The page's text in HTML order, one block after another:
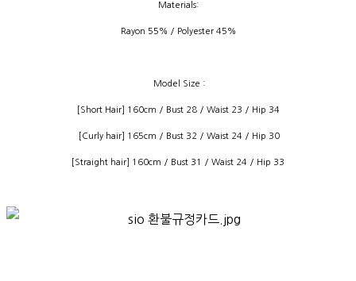
Materials:
Rayon 55% / Polyester 45%
Model Size :
[Short Hair] 160cm / Bust 28 / Waist 23 / Hip 34
[Curly hair] 165cm / Bust 32 / Waist 24 / Hip 30
[Straight hair] 160cm / Bust 31 / Waist 24 / Hip 33